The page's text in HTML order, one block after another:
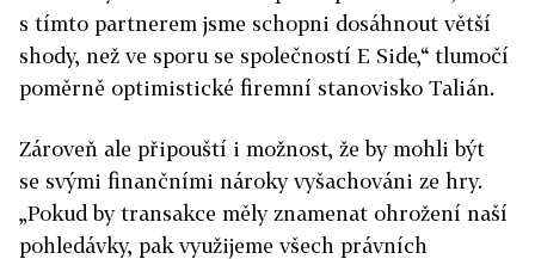
s tímto partnerem jsme schopni dosáhnout větší
shody, než ve sporu se společností E Side,“ tlumočí
poměrně optimistické firemní stanovisko Talián.
Zároveň ale připouští i možnost, že by mohli být
se svými finančními nároky vyšachováni ze hry.
„Pokud by transakce měly znamenat ohrožení naší
pohledávky, pak využijeme všech právních